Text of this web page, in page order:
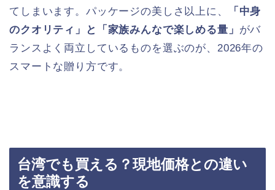
てしまいます。パッケージの美しさ以上に、
「中身
のクオリティ」と「家族みんなで楽しめる量」 がバ
ランスよく両立しているものを選ぶのが、2026年の
スマートな贈り方です。
台湾でも買える？現地価格との違い
を意識する